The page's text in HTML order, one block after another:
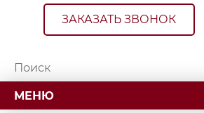
ЗАКАЗАТЬ ЗВОНОК
МЕНЮ